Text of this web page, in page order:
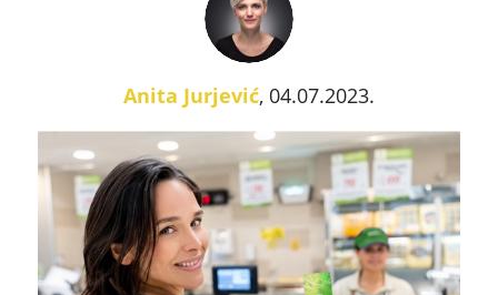
Anita Jurjević, 04.07.2023.